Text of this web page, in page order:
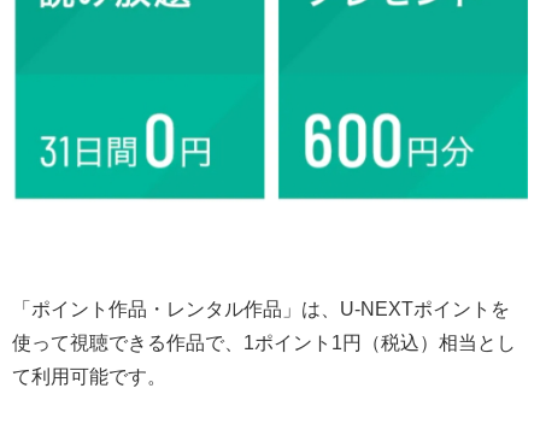
「ポイント作品・レンタル作品」は、U-NEXTポイントを
使って視聴できる作品で、1ポイント1円（税込）相当とし
て利用可能です。